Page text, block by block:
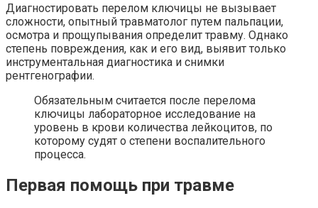
Диагностировать перелом ключицы не вызывает
сложности, опытный травматолог путем пальпации,
осмотра и прощупывания определит травму. Однако
степень повреждения, как и его вид, выявит только
инструментальная диагностика и снимки
рентгенографии.
Обязательным считается после перелома
ключицы лабораторное исследование на
уровень в крови количества лейкоцитов, по
которому судят о степени воспалительного
процесса.
Первая помощь при травме